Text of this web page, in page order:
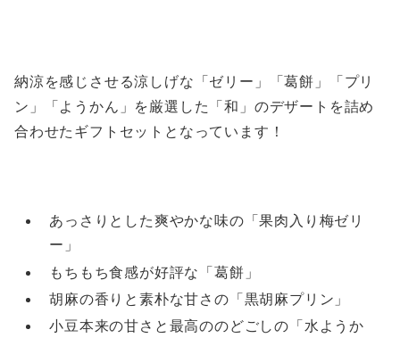
納涼を感じさせる涼しげな「ゼリー」「葛餅」「プリ
ン」「ようかん」を厳選した「和」のデザートを詰め
合わせたギフトセットとなっています！
あっさりとした爽やかな味の「果肉入り梅ゼリ
ー」
もちもち食感が好評な「葛餅」
胡麻の香りと素朴な甘さの「黒胡麻プリン」
小豆本来の甘さと最高ののどごしの「水ようか